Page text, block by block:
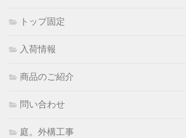
トップ固定
入荷情報
商品のご紹介
問い合わせ
庭。外構工事